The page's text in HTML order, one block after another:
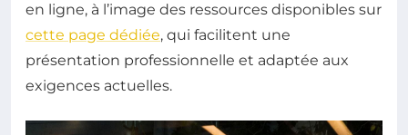
en ligne, à l’image des ressources disponibles sur
cette page dédiée, qui facilitent une
présentation professionnelle et adaptée aux
exigences actuelles.